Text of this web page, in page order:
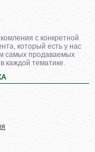
с конкретной
который есть у нас
самых продаваемых
каждой тематике.